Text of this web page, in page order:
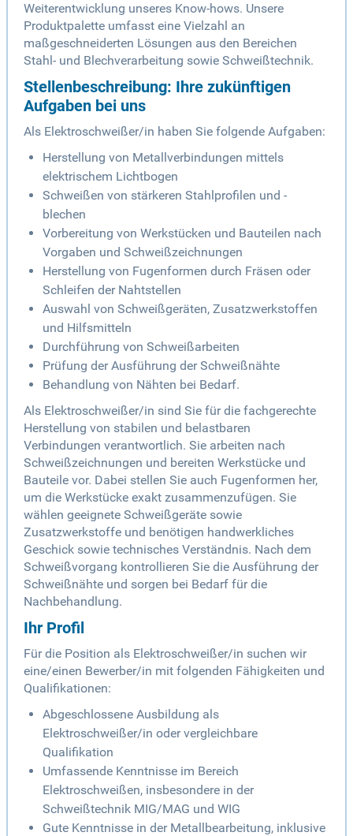
Weiterentwicklung unseres Know-hows. Unsere
Produktpalette umfasst eine Vielzahl an
maßgeschneiderten Lösungen aus den Bereichen
Stahl- und Blechverarbeitung sowie Schweißtechnik.
Stellenbeschreibung: Ihre zukünftigen
Aufgaben bei uns
Als Elektroschweißer/in haben Sie folgende Aufgaben:
Herstellung von Metallverbindungen mittels
elektrischem Lichtbogen
Schweißen von stärkeren Stahlprofilen und -
blechen
Vorbereitung von Werkstücken und Bauteilen nach
Vorgaben und Schweißzeichnungen
Herstellung von Fugenformen durch Fräsen oder
Schleifen der Nahtstellen
Auswahl von Schweißgeräten, Zusatzwerkstoffen
und Hilfsmitteln
Durchführung von Schweißarbeiten
Prüfung der Ausführung der Schweißnähte
Behandlung von Nähten bei Bedarf.
Als Elektroschweißer/in sind Sie für die fachgerechte
Herstellung von stabilen und belastbaren
Verbindungen verantwortlich. Sie arbeiten nach
Schweißzeichnungen und bereiten Werkstücke und
Bauteile vor. Dabei stellen Sie auch Fugenformen her,
um die Werkstücke exakt zusammenzufügen. Sie
wählen geeignete Schweißgeräte sowie
Zusatzwerkstoffe und benötigen handwerkliches
Geschick sowie technisches Verständnis. Nach dem
Schweißvorgang kontrollieren Sie die Ausführung der
Schweißnähte und sorgen bei Bedarf für die
Nachbehandlung.
Ihr Profil
Für die Position als Elektroschweißer/in suchen wir
eine/einen Bewerber/in mit folgenden Fähigkeiten und
Qualifikationen:
Abgeschlossene Ausbildung als
Elektroschweißer/in oder vergleichbare
Qualifikation
Umfassende Kenntnisse im Bereich
Elektroschweißen, insbesondere in der
Schweißtechnik MIG/MAG und WIG
Gute Kenntnisse in der Metallbearbeitung, inklusive